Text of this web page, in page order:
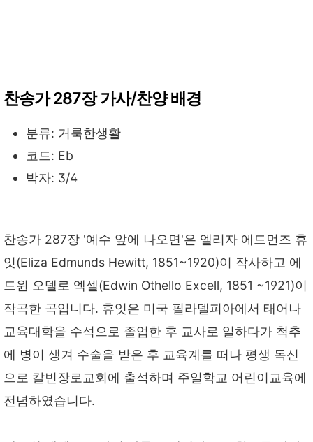
찬송가 287장 가사/찬양 배경
분류: 거룩한생활
코드: Eb
박자: 3/4
찬송가 287장 '예수 앞에 나오면'은 엘리자 에드먼즈 휴
잇(Eliza Edmunds Hewitt, 1851~1920)이 작사하고 에
드윈 오델로 엑셀(Edwin Othello Excell, 1851 ~1921)이
작곡한 곡입니다. 휴잇은 미국 필라델피아에서 태어나
교육대학을 수석으로 졸업한 후 교사로 일하다가 척추
에 병이 생겨 수술을 받은 후 교육계를 떠나 평생 독신
으로 칼빈장로교회에 출석하며 주일학교 어린이교육에
전념하였습니다.